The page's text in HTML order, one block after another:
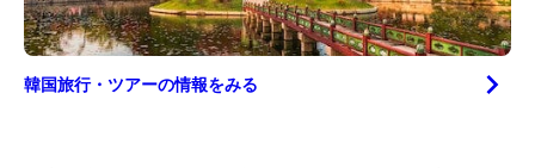
韓国旅行・ツアーの情報をみる